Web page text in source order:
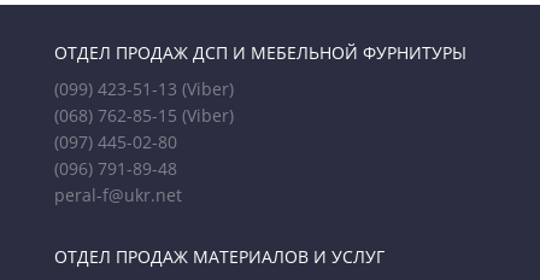
ОТДЕЛ ПРОДАЖ ДСП И МЕБЕЛЬНОЙ ФУРНИТУРЫ
(099) 423-51-13 (Viber)
(068) 762-85-15 (Viber)
(097) 445-02-80
(096) 791-89-48
peral-f@ukr.net
ОТДЕЛ ПРОДАЖ МАТЕРИАЛОВ И УСЛУГ